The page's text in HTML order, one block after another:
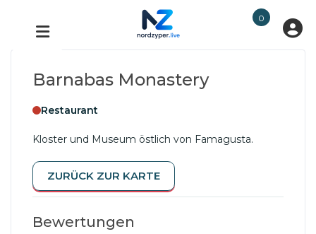
0
Barnabas Monastery
Restaurant
Kloster und Museum östlich von Famagusta.
ZURÜCK ZUR KARTE
Bewertungen